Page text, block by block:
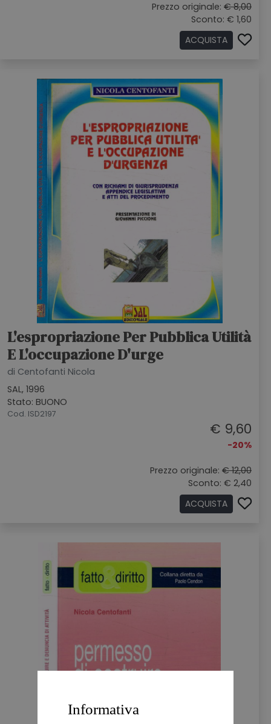
Prezzo originale: € 8,00
Sconto: € 1,60
ACQUISTA
L'espropriazione Per Pubblica Utilità
E L'occupazione D'urge
di Centofanti Nicola
SAL, 1996
Stato: BUONO
Cod. ISD2197
€ 9,60
-20%
Prezzo originale: € 12,00
Sconto: € 2,40
ACQUISTA
Informativa